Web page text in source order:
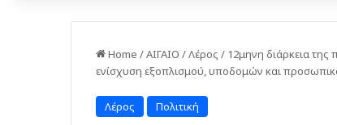
Home /ΑΙΓΑΙΟ /Λέρος / 12μηνη διάρκεια
ενίσχυση εξοπλισμού, υποδομών και
Λέρος Πολιτική